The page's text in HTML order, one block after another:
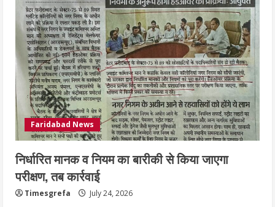
Faridabad News
निर्धारित मानक व नियम का बारीकी से किया जाएगा
परीक्षण, तब कार्रवाई
Timesgrefa July 24, 2026